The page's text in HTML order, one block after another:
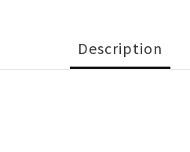
Description